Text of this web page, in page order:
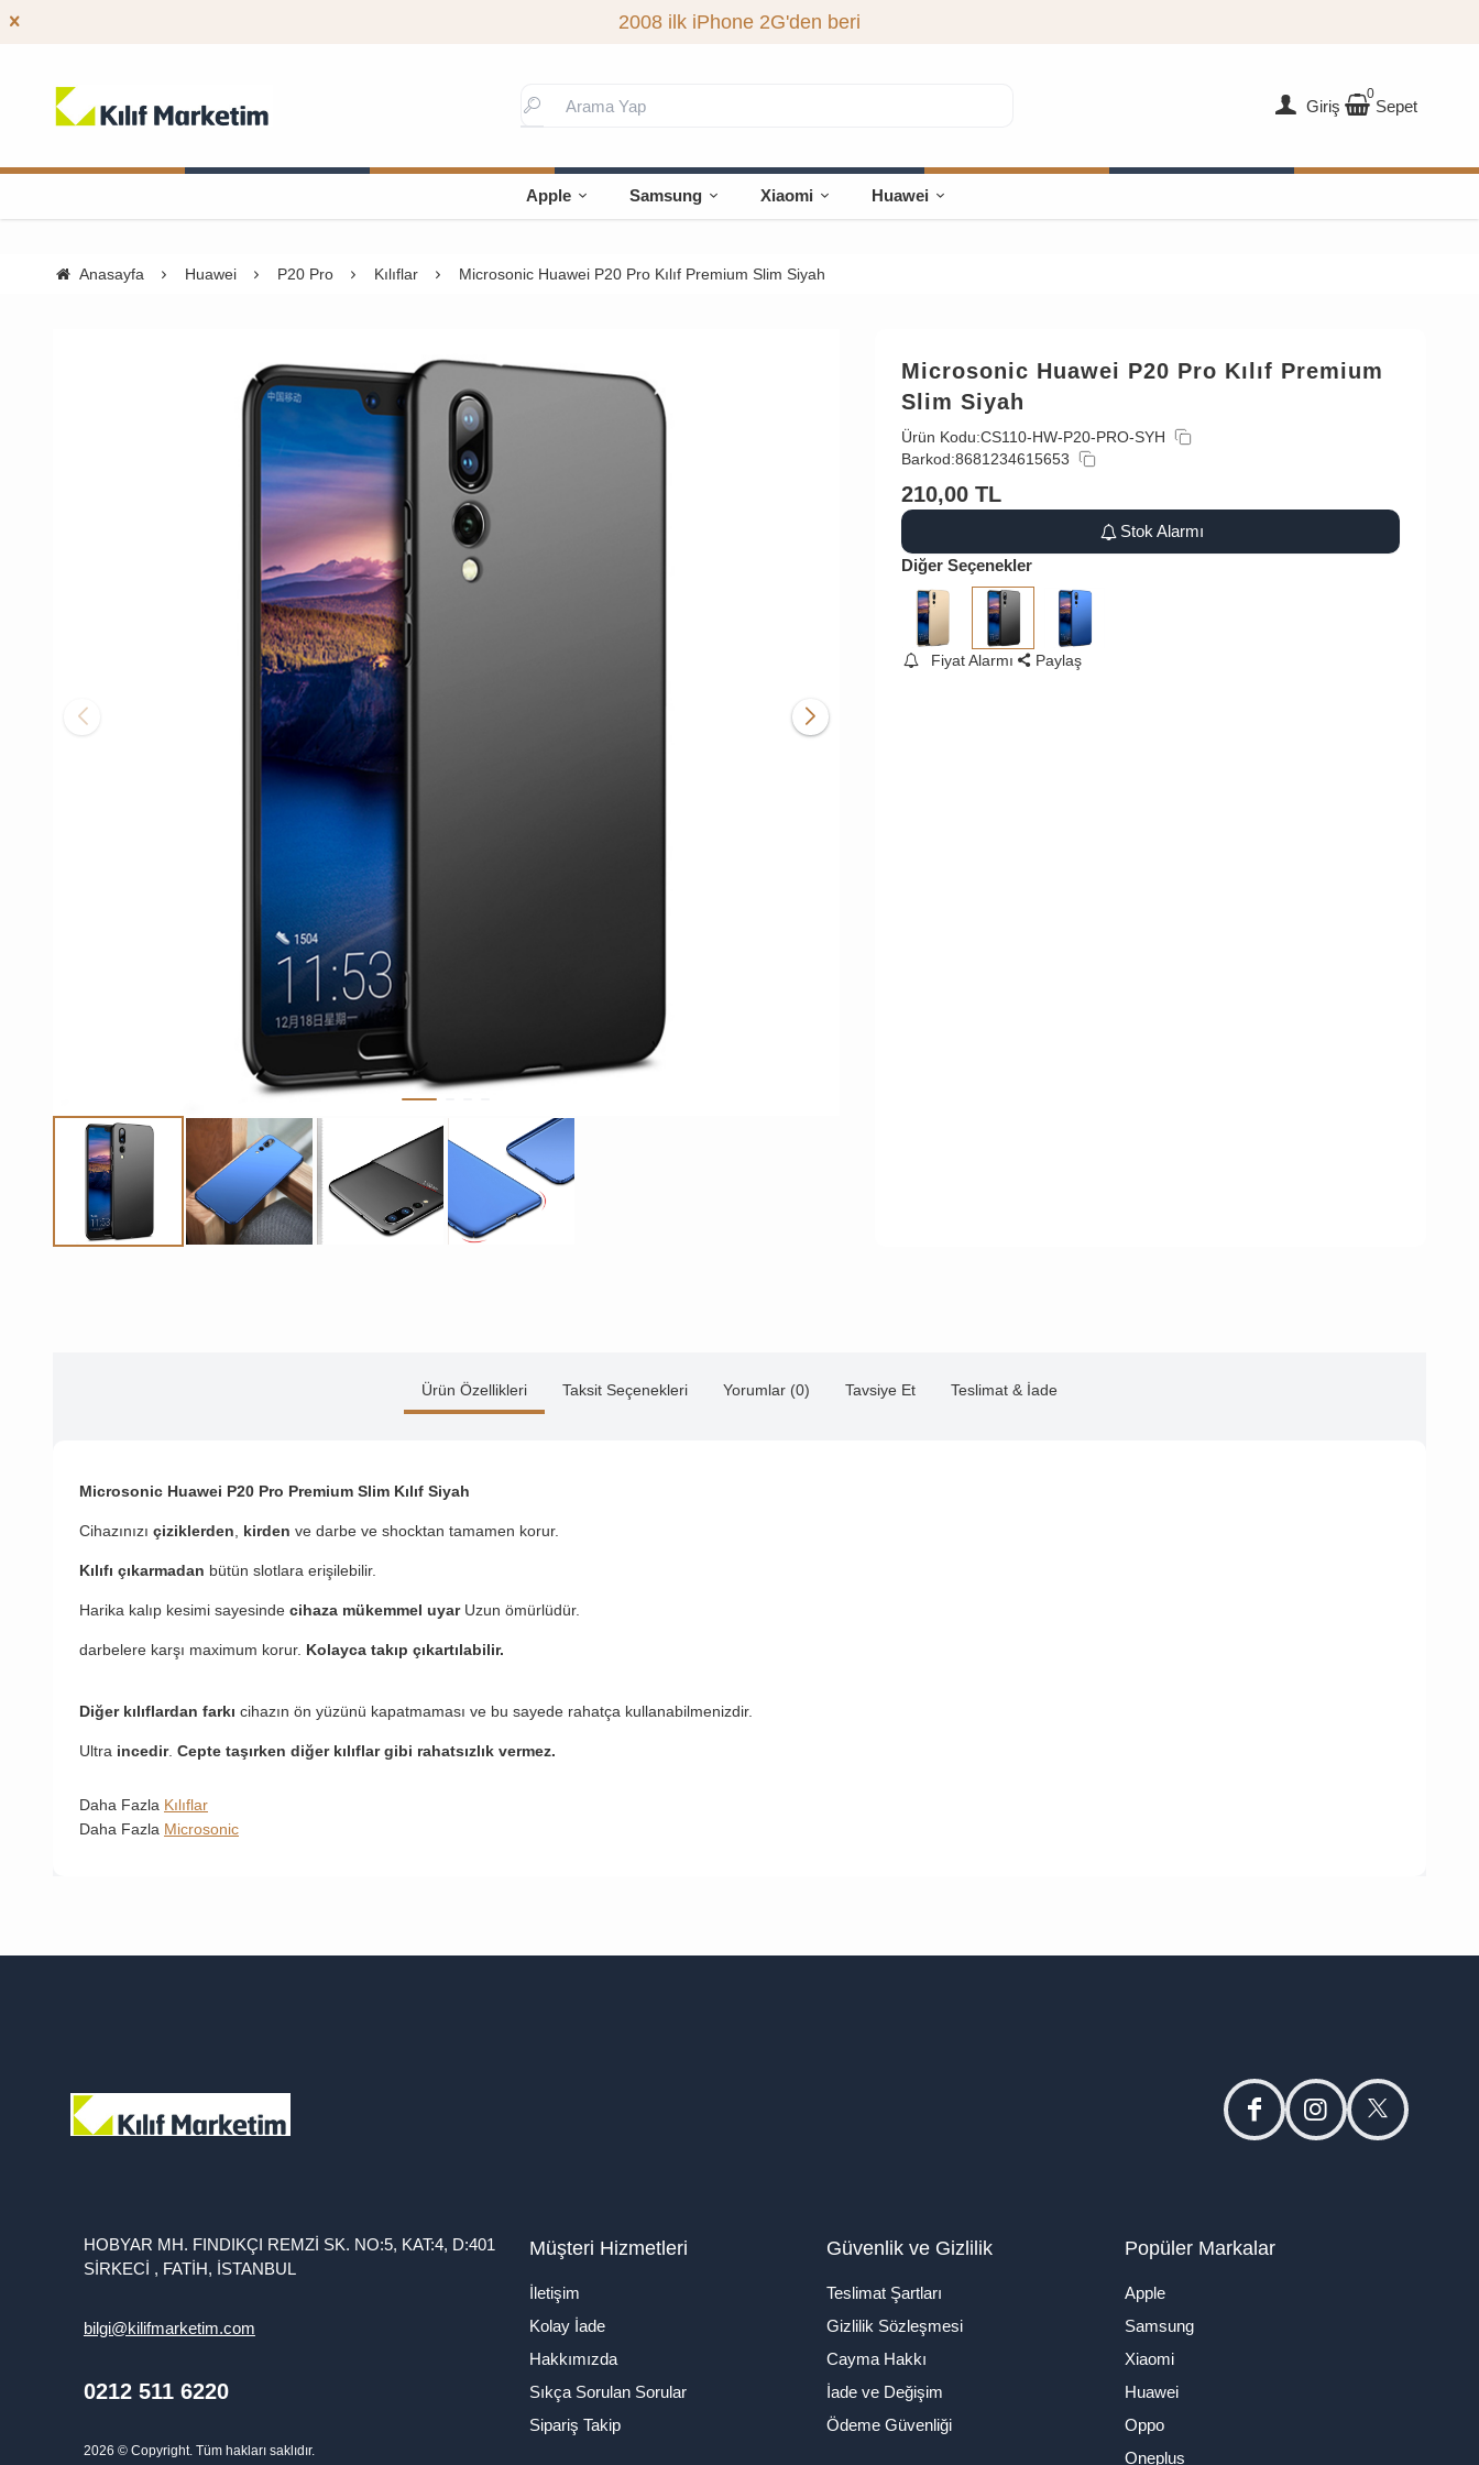
2008 ilk iPhone 2G'den beri
Giriş
0
Sepet
Apple Samsung Xiaomi Huawei
Anasayfa Huawei P20 Pro Kılıflar Microsonic Huawei P20 Pro Kılıf Premium Slim Siyah
Microsonic Huawei P20 Pro Kılıf Premium
Slim Siyah
Ürün Kodu:CS110-HW-P20-PRO-SYH
Barkod:8681234615653
210,00 TL
Stok Alarmı
Diğer Seçenekler
Fiyat Alarmı Paylaş
Ürün Özellikleri Taksit Seçenekleri Yorumlar (0) Tavsiye Et Teslimat & İade
Microsonic Huawei P20 Pro Premium Slim Kılıf Siyah
Cihazınızı çiziklerden kirden ve darbe ve shocktan tamamen korur.
Kılıfı çıkarmadan bütün slotlara erişilebilir.
Harika kalıp kesimi sayesinde cihaza mükemmel uyar Uzun ömürlüdür.
darbelere karşı maximum korur. Kolayca takıp çıkartılabilir.
Diğer kılıflardan farkı cihazın ön yüzünü kapatmaması ve bu sayede rahatça kullanabilmenizdir.
Ultra incedir. Cepte taşırken diğer kılıflar gibi rahatsızlık vermez.
Daha Fazla Kılıflar
Daha Fazla Microsonic
facebookinstagramtwitter
HOBYAR MH. FINDIKÇI REMZİ SK. NO:5, KAT:4, D:401
SİRKECİ , FATİH, İSTANBUL
bilgi@kilifmarketim.com
0212 511 6220
2026 © Copyright. Tüm hakları saklıdır.
Müşteri Hizmetleri
İletişim
Kolay İade
Hakkımızda
Sıkça Sorulan Sorular
Sipariş Takip
Güvenlik ve Gizlilik
Teslimat Şartları
Gizlilik Sözleşmesi
Cayma Hakkı
İade ve Değişim
Ödeme Güvenliği
Popüler Markalar
Apple
Samsung
Xiaomi
Huawei
Oppo
Oneplus